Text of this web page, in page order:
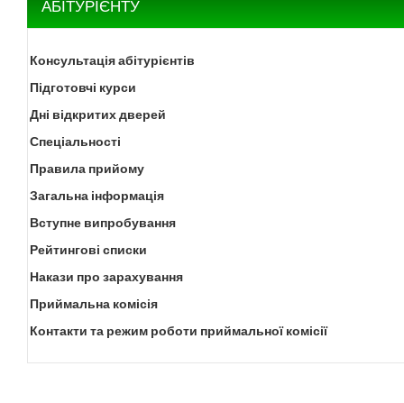
АБІТУРІЄНТУ
Консультація абітурієнтів
Підготовчі курси
Дні відкритих дверей
Спеціальності
Правила прийому
Загальна інформація
Вступне випробування
Рейтингові списки
Накази про зарахування
Приймальна комісія
Контакти та режим роботи приймальної комісії